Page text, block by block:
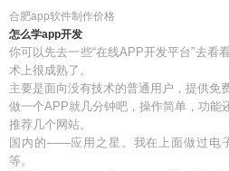
合肥app软件制作价格
怎么学app开发
你可以先去一些“在线APP开发平台”去看
术上很成熟了。
主要是面向没有技术的普通用户，提供免
做一个APP就几分钟吧，操作简单，功能
推荐几个网站。
国内的——应用之星。我在上面做过电
等。